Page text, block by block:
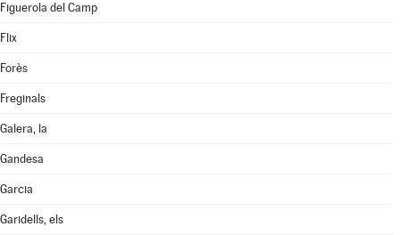
Figuerola del Camp
Flix
Forès
Freginals
Galera, la
Gandesa
Garcia
Garidells, els